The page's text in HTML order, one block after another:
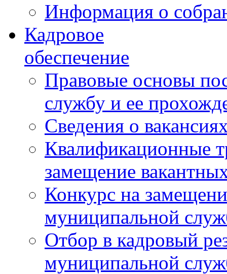
Информация о
Кадровое
обеспечение
Правовые основы
службу и ее
Сведения о
Квалификационные
замещение
Конкурс на
муниципальной
Отбор в кадровый
муниципальной